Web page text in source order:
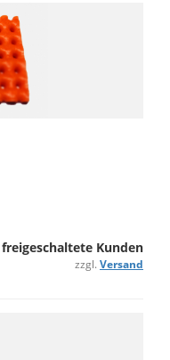
Kunden
zzgl. Versand